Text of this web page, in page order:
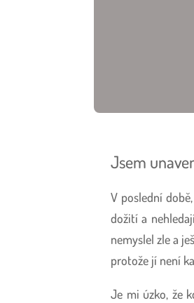
Jsem
V poslední
dožití a
nemyslel zle a
protože jí není
Je mi úzko, že